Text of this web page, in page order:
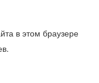
в этом браузере